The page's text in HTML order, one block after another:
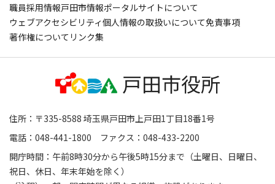
職員採用情報戸田市情報ポータルサイトについて
ウェブアクセシビリティ個人情報の取扱いについて免責事項
著作権について リンク集
住所：〒335-8588 埼玉県戸田市上戸田1丁目18番1号
電話：048-441-1800 ファクス：048-433-2200
開庁時間：午前8時30分から午後5時15分まで（土曜日、日曜日、
祝日、休日、年末年始を除く）